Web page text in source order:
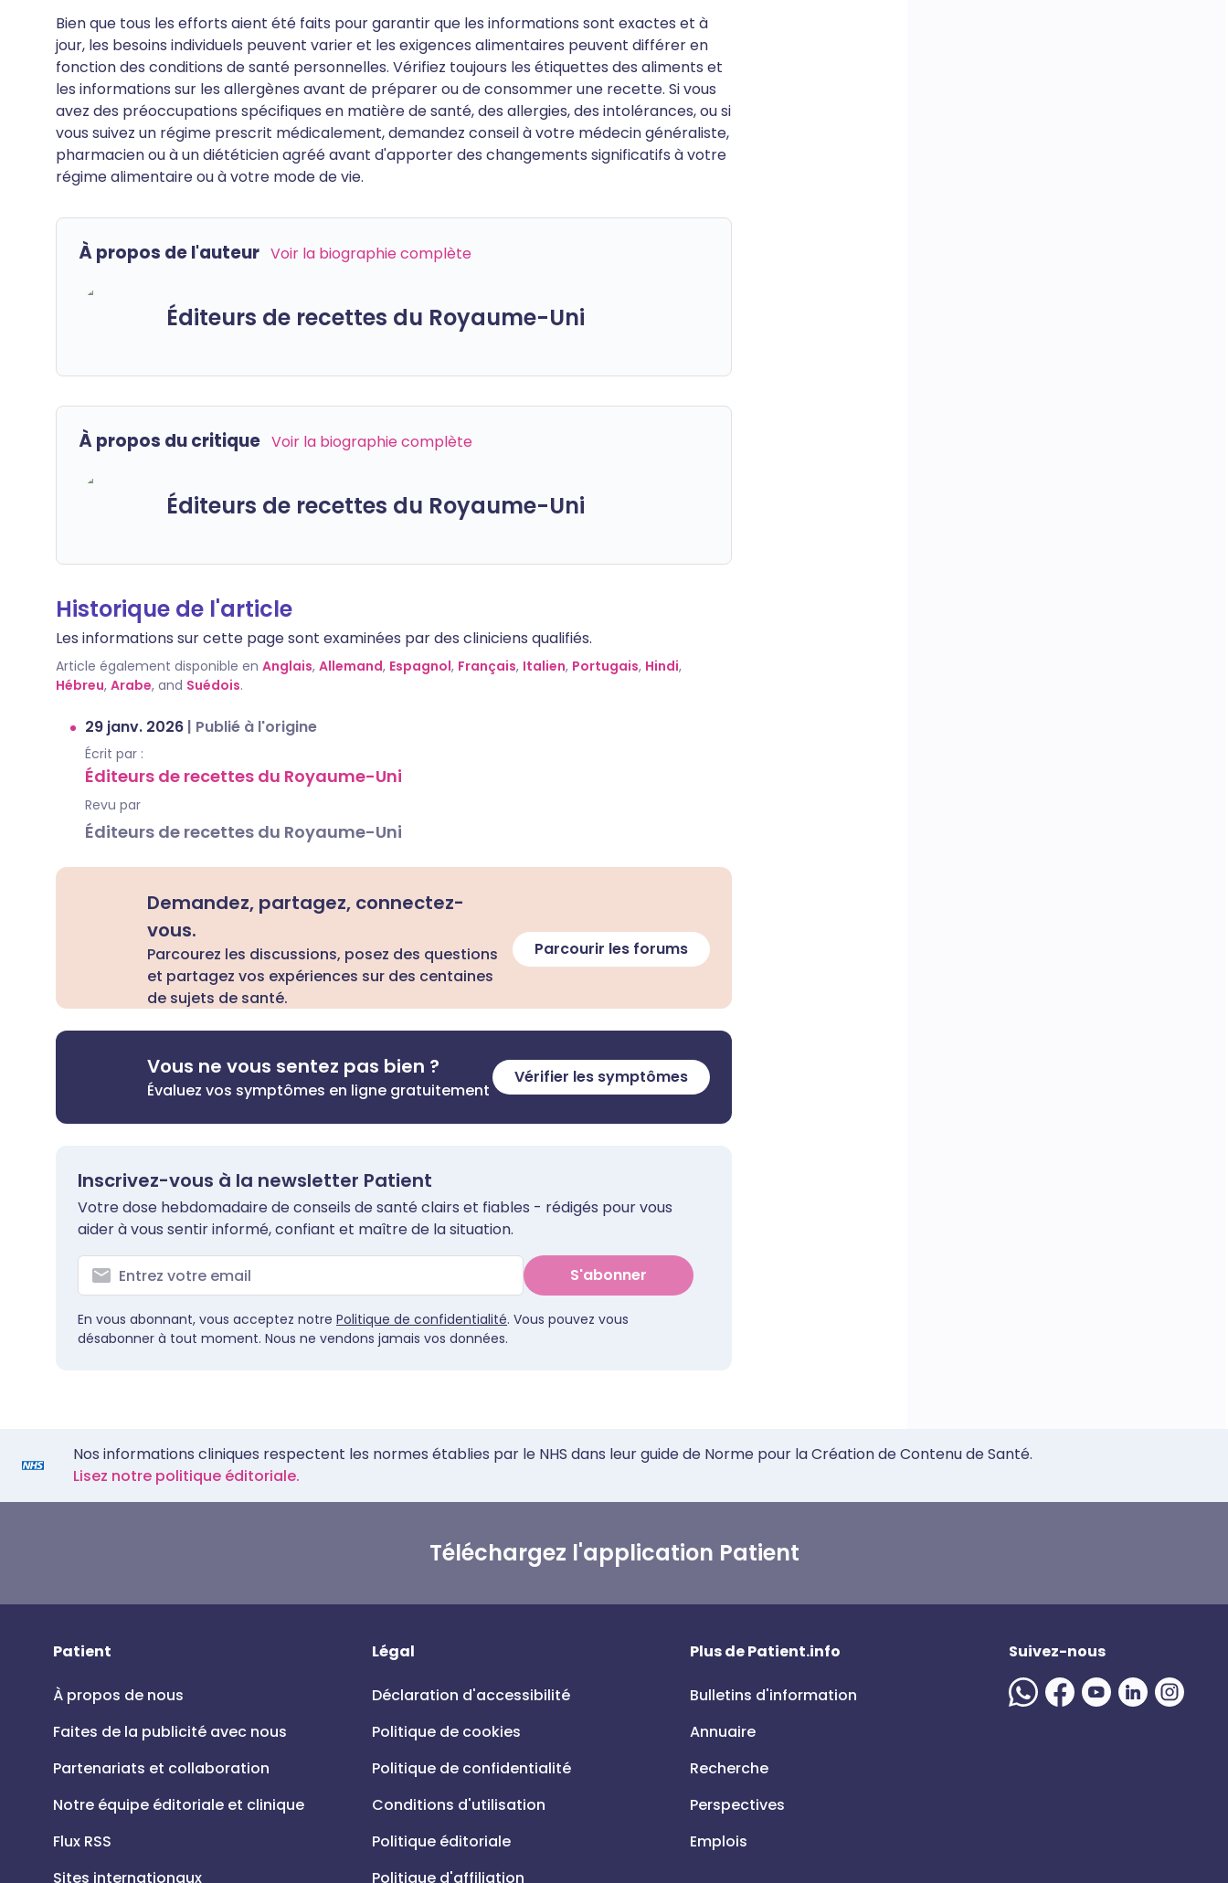
Bien que tous les efforts aient été faits pour garantir que les informations sont exactes et à
jour, les besoins individuels peuvent varier et les exigences alimentaires peuvent différer en
fonction des conditions de santé personnelles. Vérifiez toujours les étiquettes des aliments et
les informations sur les allergènes avant de préparer ou de consommer une recette. Si vous
avez des préoccupations spécifiques en matière de santé, des allergies, des intolérances, ou si
vous suivez un régime prescrit médicalement, demandez conseil à votre médecin généraliste,
pharmacien ou à un diététicien agréé avant d'apporter des changements significatifs à votre
régime alimentaire ou à votre mode de vie.
À propos de l'auteur Voir la biographie complète
Éditeurs de recettes du Royaume-Uni
À propos du critique Voir la biographie complète
Éditeurs de recettes du Royaume-Uni
Historique de l'article
Les informations sur cette page sont examinées par des cliniciens qualifiés.
Article également disponible en Anglais, Allemand, Espagnol, Français, Italien, Portugais, Hindi,
Hébreu, Arabe, and Suédois.
29 janv. 2026 | Publié à l'origine
Écrit par :
Éditeurs de recettes du Royaume-Uni
Revu par
Éditeurs de recettes du Royaume-Uni
Demandez, partagez, connectez-
vous.
Parcourez les discussions, posez des questions
et partagez vos expériences sur des centaines
de sujets de santé.
Parcourir les forums
Vous ne vous sentez pas bien ?
Évaluez vos symptômes en ligne gratuitement
Vérifier les symptômes
Inscrivez-vous à la newsletter Patient
Votre dose hebdomadaire de conseils de santé clairs et fiables - rédigés pour vous
aider à vous sentir informé, confiant et maître de la situation.
S'abonner
En vous abonnant, vous acceptez notre Politique de confidentialité. Vous pouvez vous
désabonner à tout moment. Nous ne vendons jamais vos données.
Nos informations cliniques respectent les normes établies par le NHS dans leur guide de Norme pour la Création de Contenu de Santé.
Lisez notre politique éditoriale.
Téléchargez l'application Patient
Patient
À propos de nous
Faites de la publicité avec nous
Partenariats et collaboration
Notre équipe éditoriale et clinique
Flux RSS
Sites internationaux
Légal
Déclaration d'accessibilité
Politique de cookies
Politique de confidentialité
Conditions d'utilisation
Politique éditoriale
Politique d'affiliation
Plus de Patient.info
Bulletins d'information
Annuaire
Recherche
Perspectives
Emplois
Suivez-nous